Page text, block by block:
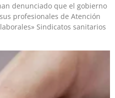
denunciado que el gobierno
profesionales de Atención
Sindicatos sanitarios